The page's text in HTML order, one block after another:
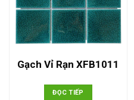
Gạch Vỉ Rạn XFB1011
ĐỌC TIẾP